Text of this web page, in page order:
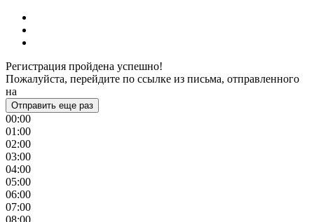
Регистрация пройдена успешно!
Пожалуйста, перейдите по ссылке из письма, отправленного
на
Отправить еще раз
00:00
01:00
02:00
03:00
04:00
05:00
06:00
07:00
08:00